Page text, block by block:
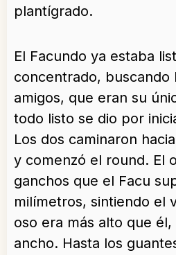
plantígrado.
El Facundo ya estaba
concentrado, buscando
amigos, que eran su
todo listo se dio por
Los dos caminaron
y comenzó el round. El
ganchos que el Facu
milímetros, sintiendo el
oso era más alto que
ancho. Hasta los